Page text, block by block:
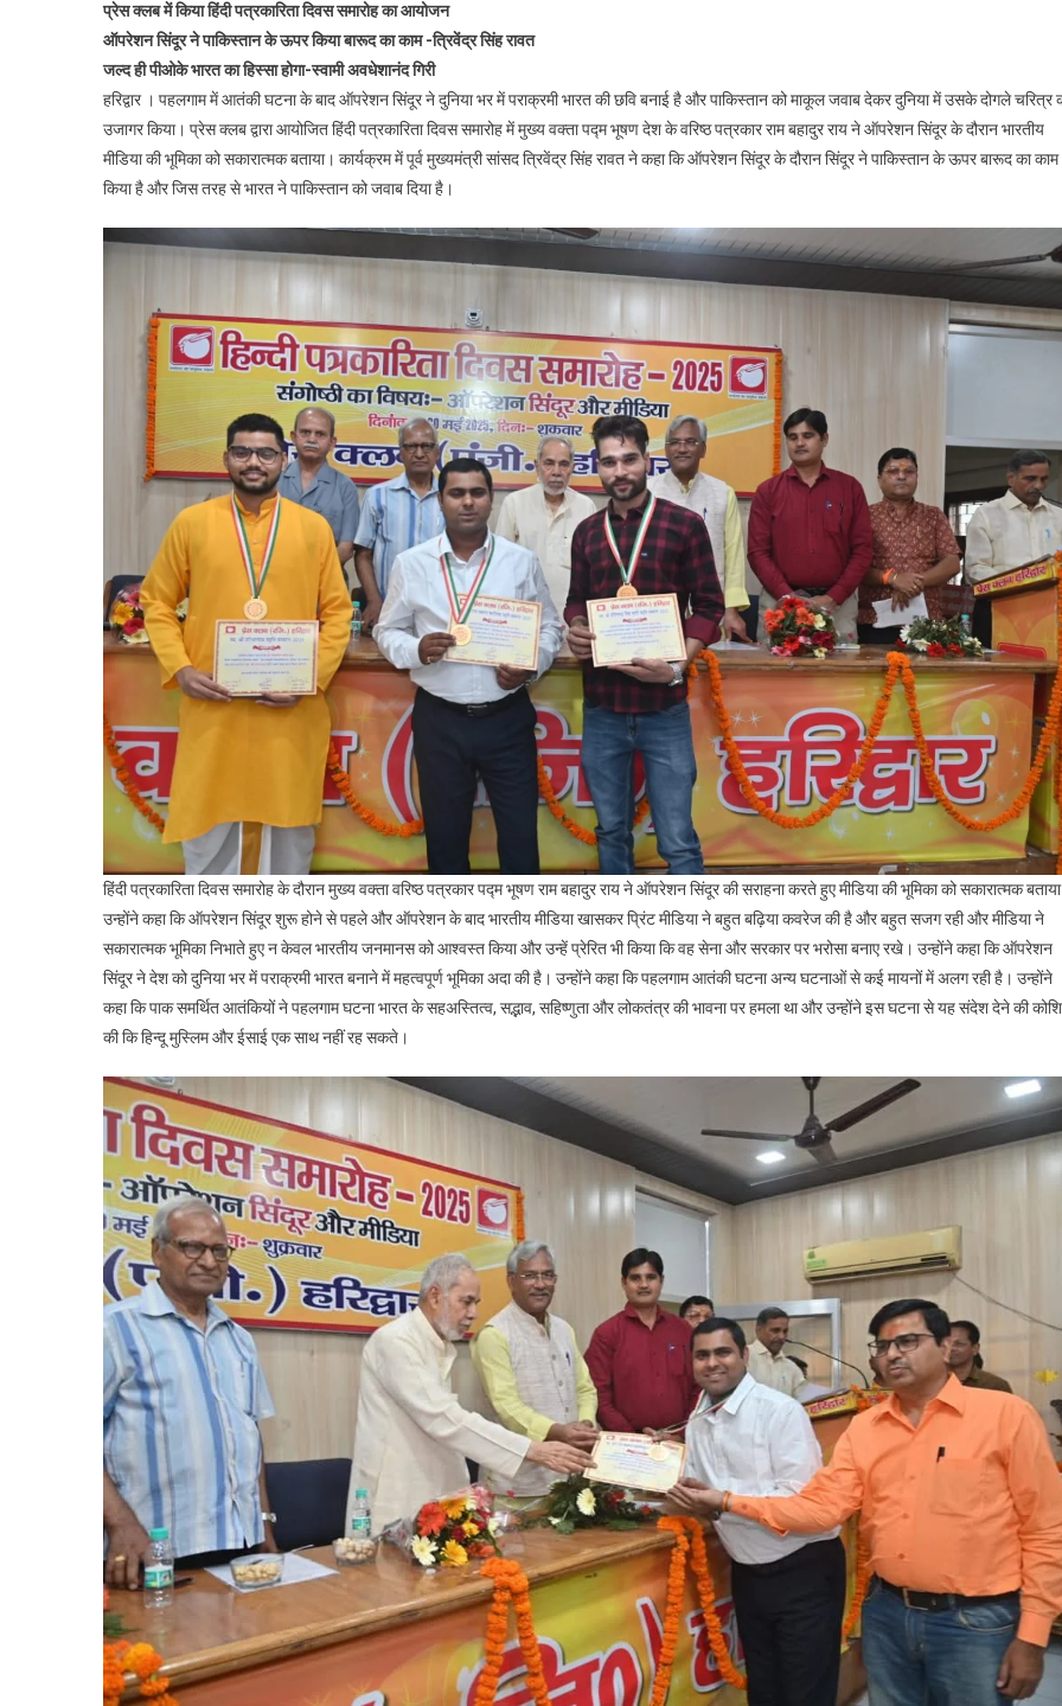
में
भारत
की
बनायी:
प्रेस क्लब में किया हिंदी पत्रकारिता दिवस समारोह का आयोजन
ऑपरेशन सिंदूर ने पाकिस्तान के ऊपर किया बारूद का काम -त्रिवेंद्र सिंह रावत
जल्द ही पीओके भारत का हिस्सा होगा-स्वामी अवधेशानंद गिरी
हरिद्वार । पहलगाम में आतंकी घटना के बाद ऑपरेशन सिंदूर ने दुनिया भर में पराक्रमी भारत की छवि बनाई है और पाकिस्तान को माकूल जवाब देकर दुनिया में उसके दोगले चरित्र
उजागर किया। प्रेस क्लब द्वारा आयोजित हिंदी पत्रकारिता दिवस समारोह में मुख्य वक्ता पद्म भूषण देश के वरिष्ठ पत्रकार राम बहादुर राय ने ऑपरेशन सिंदूर के दौरान भारतीय
मीडिया की भूमिका को सकारात्मक बताया। कार्यक्रम में पूर्व मुख्यमंत्री सांसद त्रिवेंद्र सिंह रावत ने कहा कि ऑपरेशन सिंदूर के दौरान सिंदूर ने पाकिस्तान के ऊपर बारूद का काम
किया है और जिस तरह से भारत ने पाकिस्तान को जवाब दिया है।
हिंदी पत्रकारिता दिवस समारोह के दौरान मुख्य वक्ता वरिष्ठ पत्रकार पद्म भूषण राम बहादुर राय ने ऑपरेशन सिंदूर की सराहना करते हुए मीडिया की भूमिका को सकारात्मक
उन्होंने कहा कि ऑपरेशन सिंदूर शुरू होने से पहले और ऑपरेशन के बाद भारतीय मीडिया खासकर प्रिंट मीडिया ने बहुत बढ़िया कवरेज की है और बहुत सजग रही और मीडिया ने
सकारात्मक भूमिका निभाते हुए न केवल भारतीय जनमानस को आश्वस्त किया और उन्हें प्रेरित भी किया कि वह सेना और सरकार पर भरोसा बनाए रखे। उन्होंने कहा कि ऑपरेशन
सिंदूर ने देश को दुनिया भर में पराक्रमी भारत बनाने में महत्वपूर्ण भूमिका अदा की है। उन्होंने कहा कि पहलगाम आतंकी घटना अन्य घटनाओं से कई मायनों में अलग रही है। उन्होंने
कहा कि पाक समर्थित आतंकियों ने पहलगाम घटना भारत के सहअस्तित्व, सद्भाव, सहिष्णुता और लोकतंत्र की भावना पर हमला था और उन्होंने इस घटना से यह संदेश देने की
की कि हिन्दू मुस्लिम और ईसाई एक साथ नहीं रह सकते।